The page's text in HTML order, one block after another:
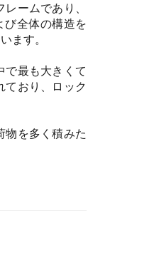
ームであり、
び全体の構造を
ます。
で最も大きくて
おり、ロック
物を多く積みた